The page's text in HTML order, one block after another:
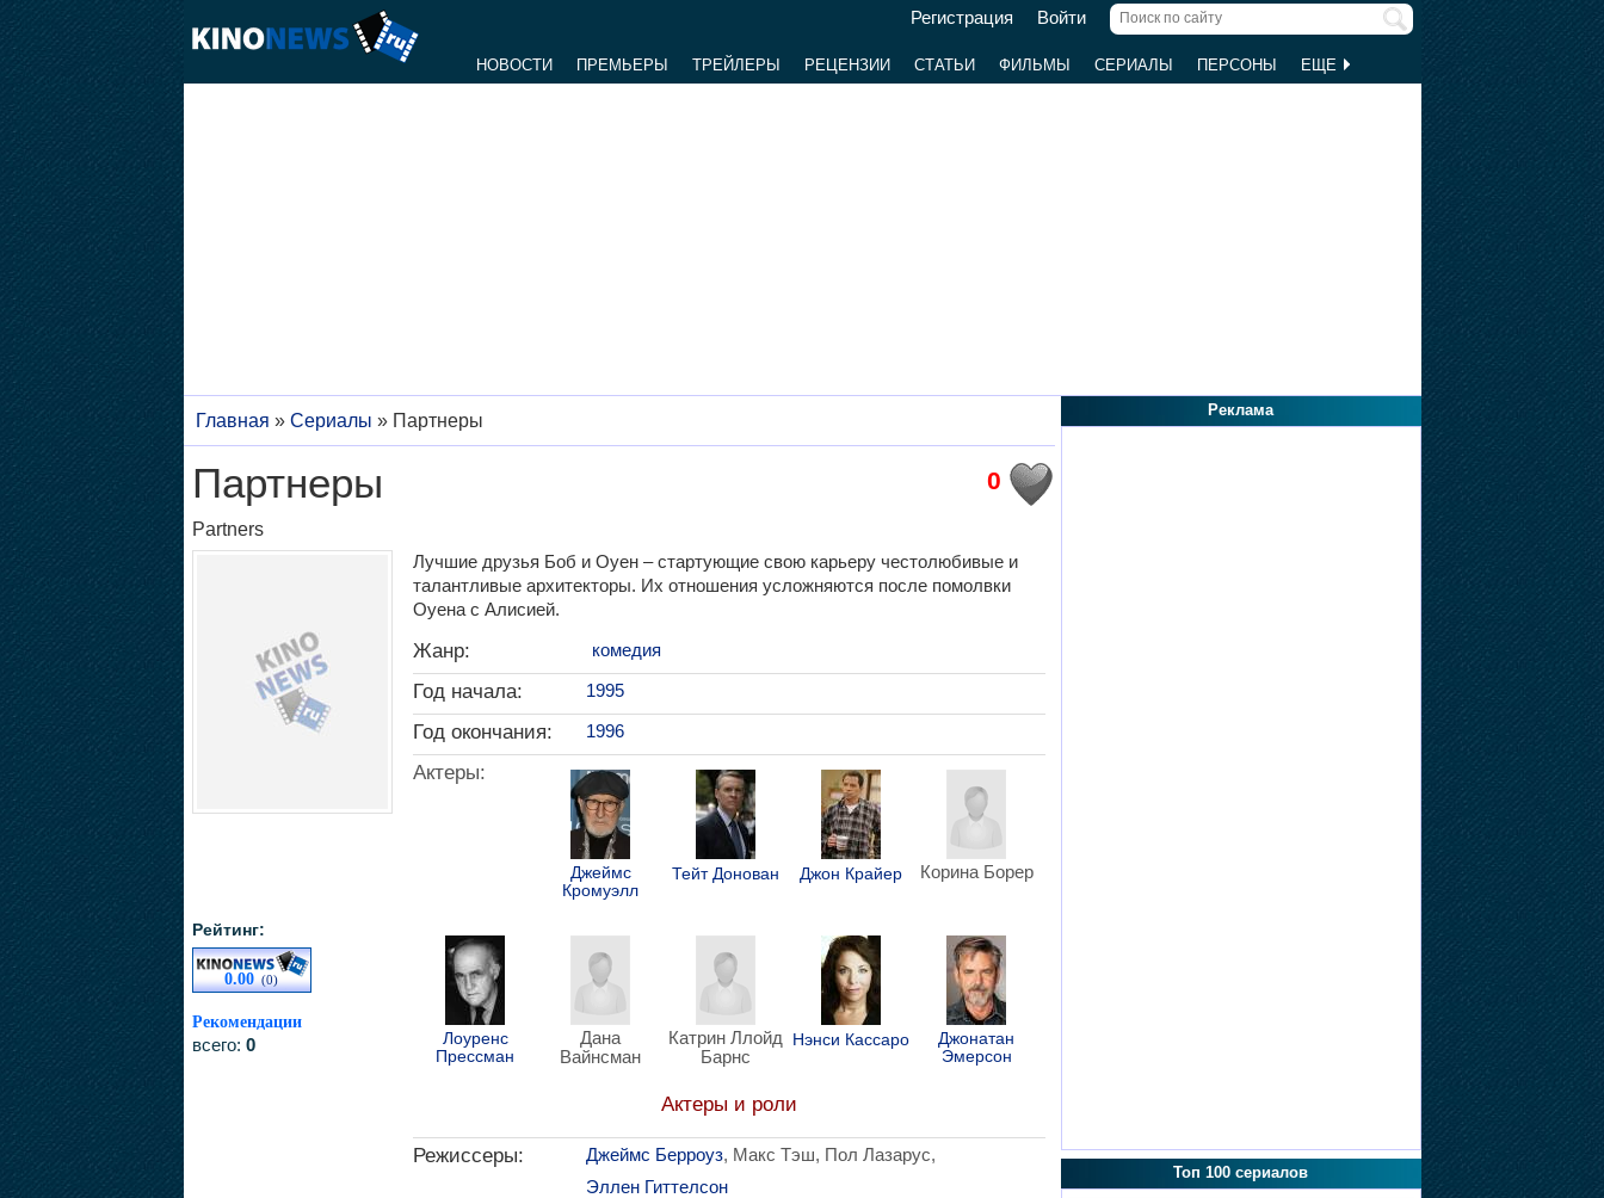
Регистрация Войти
НОВОСТИ ПРЕМЬЕРЫ ТРЕЙЛЕРЫ РЕЦЕНЗИИ СТАТЬИ ФИЛЬМЫ СЕРИАЛЫ ПЕРСОНЫ ЕЩЕ
Главная » Сериалы » Партнеры
0
Партнеры
Partners
Рейтинг:
0.00 (0)
Рекомендации
всего: 0
Лучшие друзья Боб и Оуен – стартующие свою карьеру честолюбивые и
талантливые архитекторы. Их отношения усложняются после помолвки
Оуена с Алисией.
Жанр: комедия
Год начала: 1995
Год окончания: 1996
Актеры:
Джеймс
Кромуэлл
Тейт Донован Джон Крайер Корина Борер
Лоуренс
Прессман
Дана
Вайнcман
Катрин Ллойд
Барнс
Нэнси Кассаро
Джонатан
Эмерсон
Актеры и роли
Режиссеры: Джеймс Берроуз, Макс Тэш, Пол Лазарус,
Эллен Гиттелсон
Реклама
Топ 100 сериалов